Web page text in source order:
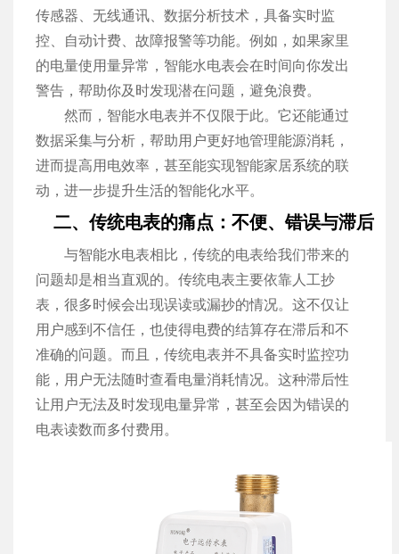
传感器、无线通讯、数据分析技术，具备实时监
控、自动计费、故障报警等功能。例如，如果家里
的电量使用量异常，智能水电表会在时间向你发出
警告，帮助你及时发现潜在问题，避免浪费。
然而，智能水电表并不仅限于此。它还能通过
数据采集与分析，帮助用户更好地管理能源消耗，
进而提高用电效率，甚至能实现智能家居系统的联
动，进一步提升生活的智能化水平。
二、传统电表的痛点：不便、错误与滞后
与智能水电表相比，传统的电表给我们带来的
问题却是相当直观的。传统电表主要依靠人工抄
表，很多时候会出现误读或漏抄的情况。这不仅让
用户感到不信任，也使得电费的结算存在滞后和不
准确的问题。而且，传统电表并不具备实时监控功
能，用户无法随时查看电量消耗情况。这种滞后性
让用户无法及时发现电量异常，甚至会因为错误的
电表读数而多付费用。